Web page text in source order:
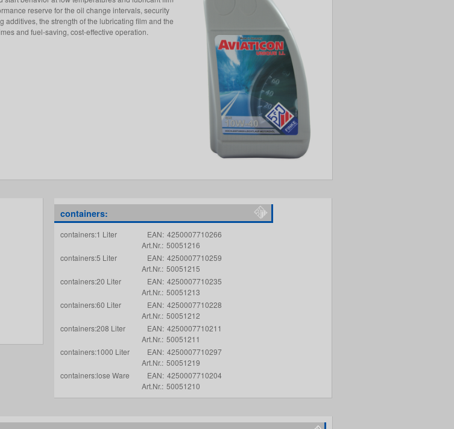
reserve for the oil change intervals, security
the strength of the lubricating film and the
and fuel-saving, cost-effective operation.
containers:
containers:1 Liter EAN: 4250007710266
Art.Nr.: 50051216
containers:5 Liter
EAN: 4250007710259
Art.Nr.: 50051215
containers:20 Liter
EAN: 4250007710235
Art.Nr.: 50051213
containers:60 Liter
EAN: 4250007710228
Art.Nr.: 50051212
containers:208 Liter
EAN: 4250007710211
Art.Nr.: 50051211
containers:1000 Liter
EAN: 4250007710297
Art.Nr.: 50051219
containers:lose Ware
EAN: 4250007710204
Art.Nr.: 50051210